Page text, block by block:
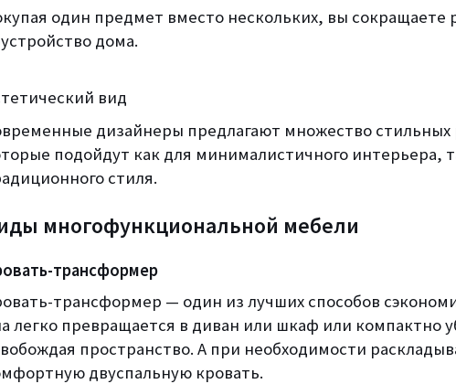
один предмет вместо нескольких, вы сокращаете
дома.
вид
дизайнеры предлагают множество
подойдут как для минималистичного интерьера,
стиля.
многофункциональной мебели
трансформер
трансформер — один из лучших способов
легко превращается в диван или шкаф или компактно
пространство. А при необходимости
двуспальную кровать.